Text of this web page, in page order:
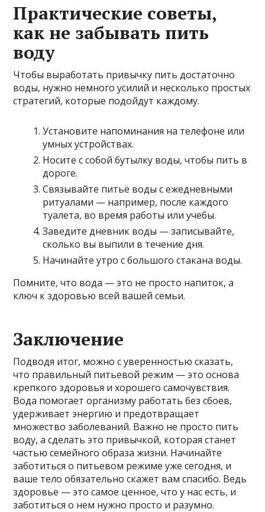
Практические советы,
как не забывать пить
воду
Чтобы выработать привычку пить достаточно
воды, нужно немного усилий и несколько простых
стратегий, которые подойдут каждому.
Установите напоминания на телефоне или
умных устройствах.
Носите с собой бутылку воды, чтобы пить в
дороге.
Связывайте питьё воды с ежедневными
ритуалами — например, после каждого
туалета, во время работы или учебы.
Заведите дневник воды — записывайте,
сколько вы выпили в течение дня.
Начинайте утро с большого стакана воды.
Помните, что вода — это не просто напиток, а
ключ к здоровью всей вашей семьи.
Заключение
Подводя итог, можно с уверенностью сказать,
что правильный питьевой режим — это основа
крепкого здоровья и хорошего самочувствия.
Вода помогает организму работать без сбоев,
удерживает энергию и предотвращает
множество заболеваний. Важно не просто пить
воду, а сделать это привычкой, которая станет
частью семейного образа жизни. Начинайте
заботиться о питьевом режиме уже сегодня, и
ваше тело обязательно скажет вам спасибо. Ведь
здоровье — это самое ценное, что у нас есть, и
заботиться о нем нужно просто и разумно.